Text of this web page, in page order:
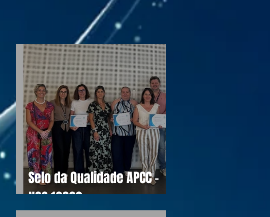
Selo da Qualidade APCC -
NOS 16990